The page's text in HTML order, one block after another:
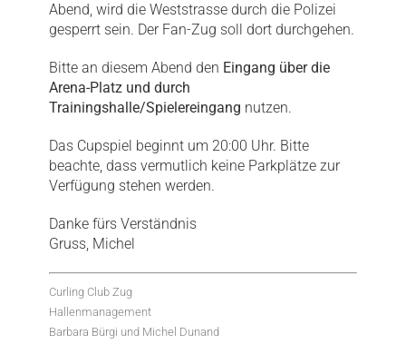
Abend, wird die Weststrasse durch die Polizei
gesperrt sein. Der Fan-Zug soll dort durchgehen.
Bitte an diesem Abend den Eingang über die
Arena-Platz und durch
Trainingshalle/Spielereingang nutzen.
Das Cupspiel beginnt um 20:00 Uhr. Bitte
beachte, dass vermutlich keine Parkplätze zur
Verfügung stehen werden.
Danke fürs Verständnis
Gruss, Michel
Curling Club Zug
Hallenmanagement
Barbara Bürgi und Michel Dunand